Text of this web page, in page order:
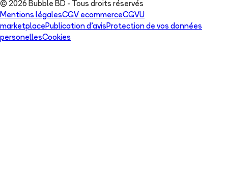
© 2026 Bubble BD - Tous droits réservés
Mentions légalesCGV ecommerceCGVU
marketplacePublication d'avisProtection de vos données
personellesCookies